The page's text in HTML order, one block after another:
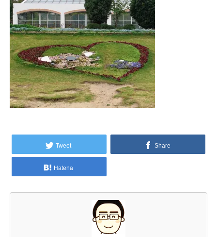
Tweet Share
Hatena